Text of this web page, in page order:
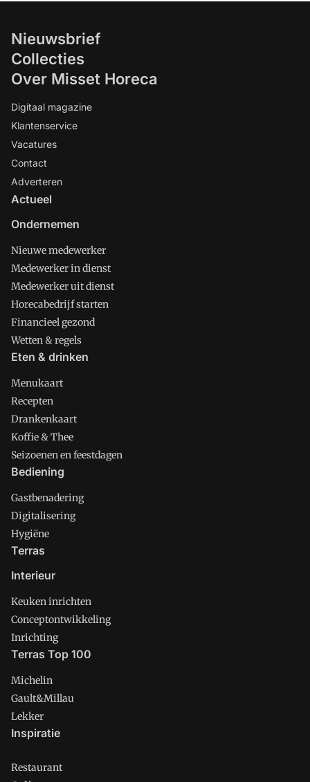
Nieuwsbrief
Collecties
Over Misset Horeca
Digitaal magazine
Klantenservice
Vacatures
Contact
Adverteren
Actueel
Ondernemen
Nieuwe medewerker
Medewerker in dienst
Medewerker uit dienst
Horecabedrijf starten
Financieel gezond
Wetten & regels
Eten & drinken
Menukaart
Recepten
Drankenkaart
Koffie & Thee
Seizoenen en feestdagen
Bediening
Gastbenadering
Digitalisering
Hygiëne
Terras
Interieur
Keuken inrichten
Conceptontwikkeling
Inrichting
Terras Top 100
Michelin
Gault&Millau
Lekker
Inspiratie
Restaurant